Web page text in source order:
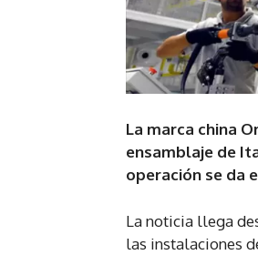
La marca china
ensamblaje de
operación se da
La noticia llega
las instalaciones